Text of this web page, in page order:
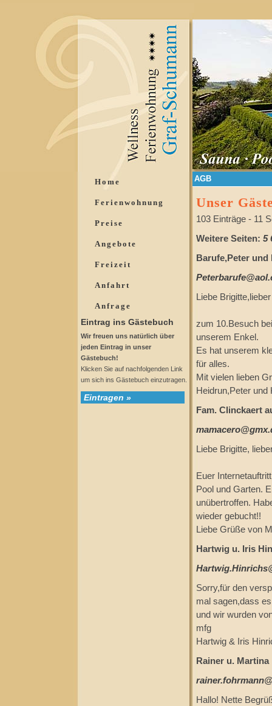
Home
Ferienwohnung
Preise
Angebote
Freizeit
Anfahrt
Anfrage
Eintrag ins Gästebuch
Wir freuen uns natürlich über
jeden Eintrag in unser
Gästebuch!
Klicken Sie auf nachfolgenden Link
um sich ins Gästebuch einzutragen.
Eintragen »
AGB
Unser
103 Einträge - 11
Weitere Seiten: 5
Barufe,Peter und
Liebe
zum 10.Besuch
unserem Enkel.
Es hat unserem
für alles.
Mit vielen lieben
Heidrun,Peter und
Fam. Clinckaert
Liebe Brigitte,
Euer
Pool und Garten.
unübertroffen.
wieder gebucht!!
Liebe Grüße von
Hartwig u. Iris
Sorry,für den
mal sagen,dass
und wir wurden
mfg
Hartwig & Iris
Rainer u.
Hallo! Nette